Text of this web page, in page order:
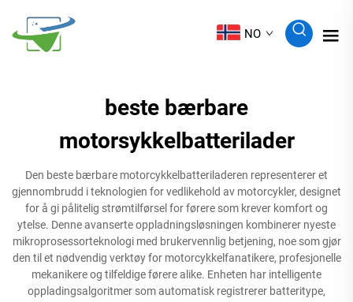
NO
beste bærbare
motorsykkelbatterilader
Den beste bærbare motorcykkelbatteriladeren representerer et
gjennombrudd i teknologien for vedlikehold av motorcykler, designet
for å gi pålitelig strømtilførsel for førere som krever komfort og
ytelse. Denne avanserte oppladningsløsningen kombinerer nyeste
mikroprosessorteknologi med brukervennlig betjening, noe som gjør
den til et nødvendig verktøy for motorcykkelfanatikere, profesjonelle
mekanikere og tilfeldige førere alike. Enheten har intelligente
oppladingsalgoritmer som automatisk registrerer batteritype,